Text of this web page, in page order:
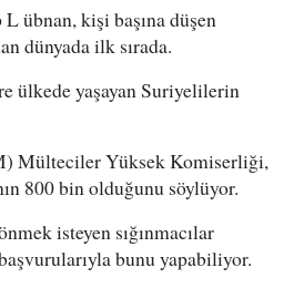
übnan, kişi başına düşen
dünyada ilk sırada.
ülkede yaşayan Suriyelilerin
Mülteciler Yüksek Komiserliği,
800 bin olduğunu söylüyor.
isteyen sığınmacılar
bunu yapabiliyor.